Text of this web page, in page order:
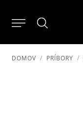
DOMOV PRÍBORY